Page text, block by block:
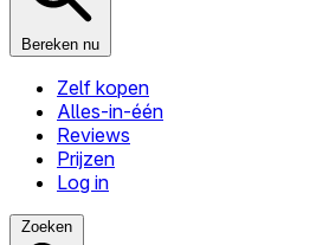
Bereken nu
Zelf kopen
Alles-in-één
Reviews
Prijzen
Log in
Zoeken